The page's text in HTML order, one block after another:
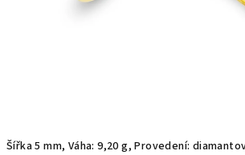
Šířka 5 mm, Váha: 9,20 g, Provedení: